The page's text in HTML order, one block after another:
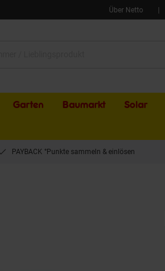
Über Netto
Garten Baumarkt Solar
PAYBACK °Punkte sammeln & einlösen